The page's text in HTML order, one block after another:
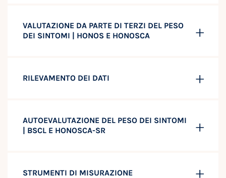
VALUTAZIONE DA PARTE DI TERZI DEL PESO
DEI SINTOMI | HONOS E HONOSCA
RILEVAMENTO DEI DATI
AUTOEVALUTAZIONE DEL PESO DEI SINTOMI
| BSCL E HONOSCA-SR
STRUMENTI DI MISURAZIONE